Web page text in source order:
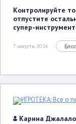
Контролируйте
отпустите
супер-
7 августа 2026 Блог
Карина